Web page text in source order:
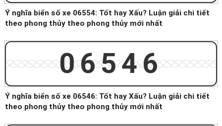
Ý nghĩa biển số xe 06554: Tốt hay Xấu? Luận giải chi tiết
theo phong thủy theo phong thủy mới nhất
06546
Ý nghĩa biển số xe 06546: Tốt hay Xấu? Luận giải chi tiết
theo phong thủy theo phong thủy mới nhất